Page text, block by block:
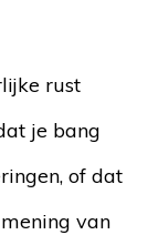
rust
je bang
of dat
van